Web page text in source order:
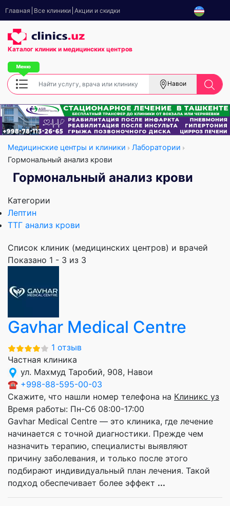
Главная Все клиники Акции и скидки
Каталог клиник и медицинских центров
Навои
Медицинские центры и клиники
Лаборатории
Гормональный анализ крови
Гормональный анализ крови
Категории
Лептин
ТТГ анализ крови
Список клиник (медицинских центров) и врачей
Показано 1 - 3 из 3
Gavhar Medical Centre
1 отзыв
Частная клиника
ул. Махмуд Таробий, 908, Навои
☎ +998-88-595-00-03
Скажите, что нашли номер телефона на Клиникс уз
Время работы: Пн-Сб 08:00-17:00
Gavhar Medical Centre — это клиника, где лечение
начинается с точной диагностики. Прежде чем
назначить терапию, специалисты выявляют
причину заболевания, и только после этого
подбирают индивидуальный план лечения. Такой
подход обеспечивает более эффект ...